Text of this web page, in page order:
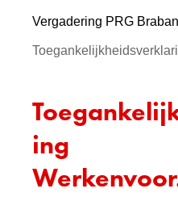
Vergadering PRG
ing